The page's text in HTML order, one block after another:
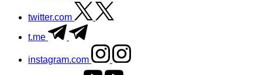
twitter.com
t.me
instagram.com